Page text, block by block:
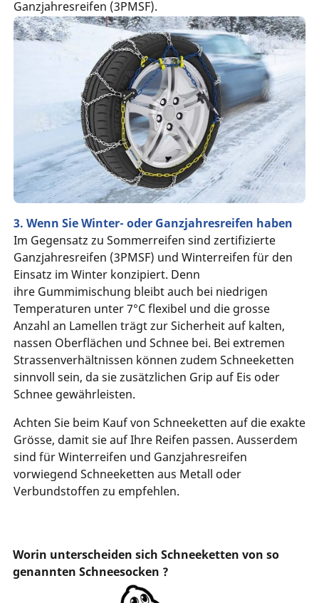
Ganzjahresreifen (3PMSF).
3. Wenn Sie Winter- oder Ganzjahresreifen haben
Im Gegensatz zu Sommerreifen sind zertifizierte
Ganzjahresreifen (3PMSF) und Winterreifen für den
Einsatz im Winter konzipiert. Denn
ihre Gummimischung bleibt auch bei niedrigen
Temperaturen unter 7°C flexibel und die grosse
Anzahl an Lamellen trägt zur Sicherheit auf kalten,
nassen Oberflächen und Schnee bei. Bei extremen
Strassenverhältnissen können zudem Schneeketten
sinnvoll sein, da sie zusätzlichen Grip auf Eis oder
Schnee gewährleisten.
Achten Sie beim Kauf von Schneeketten auf die exakte
Grösse, damit sie auf Ihre Reifen passen. Ausserdem
sind für Winterreifen und Ganzjahresreifen
vorwiegend Schneeketten aus Metall oder
Verbundstoffen zu empfehlen.
Worin unterscheiden sich Schneeketten von so
genannten Schneesocken ?